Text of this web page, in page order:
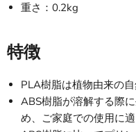
重さ：0.2kg
特徴
PLA樹脂は植物由来の
ABS樹脂が溶解する際
め、ご家庭での使用に適